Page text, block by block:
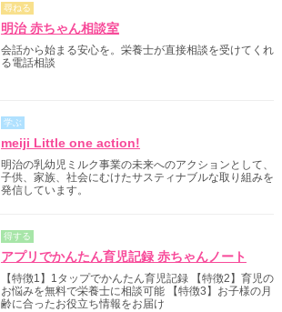
尋ねる
明治 赤ちゃん相談室
会話から始まる安心を。栄養士が直接相談を受けてくれ
る電話相談
学ぶ
meiji Little one action!
明治の乳幼児ミルク事業の未来へのアクションとして、
子供、家族、社会にむけたサスティナブルな取り組みを
発信しています。
得する
アプリでかんたん育児記録 赤ちゃんノート
【特徴1】1タップでかんたん育児記録 【特徴2】育児の
お悩みを無料で栄養士に相談可能 【特徴3】お子様の月
齢に合ったお役立ち情報をお届け